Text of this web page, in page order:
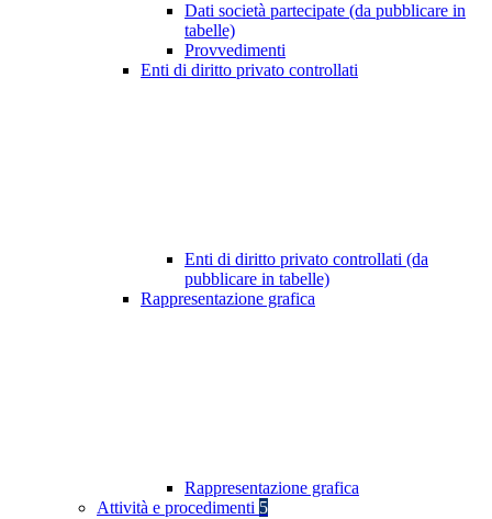
Dati società partecipate (da pubblicare in
tabelle)
Provvedimenti
Enti di diritto privato controllati
Enti di diritto privato controllati (da
pubblicare in tabelle)
Rappresentazione grafica
Rappresentazione grafica
Attività e procedimenti 5